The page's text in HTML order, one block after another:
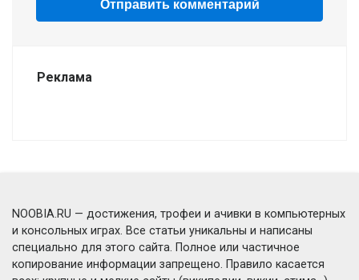
Реклама
NOOBIA.RU — достижения, трофеи и ачивки в компьютерных
и консольных играх. Все статьи уникальны и написаны
специально для этого сайта. Полное или частичное
копирование информации запрещено. Правило касается